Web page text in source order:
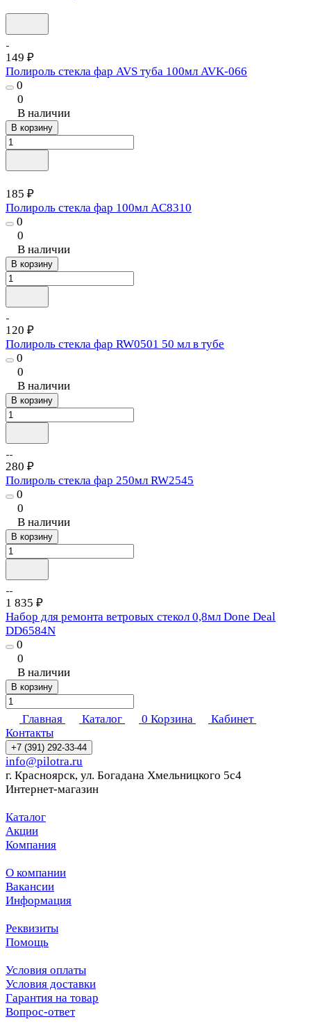
149 ₽
Полироль стекла фар AVS туба 100мл AVK-066
0
0
В наличии
В корзину
185 ₽
Полироль стекла фар 100мл AC8310
0
0
В наличии
В корзину
120 ₽
Полироль стекла фар RW0501 50 мл в тубе
0
0
В наличии
В корзину
280 ₽
Полироль стекла фар 250мл RW2545
0
0
В наличии
В корзину
1 835 ₽
Набор для ремонта ветровых стекол 0,8мл Done Deal
DD6584N
0
0
В наличии
В корзину
Главная Каталог 0 Корзина
Кабинет
Контакты
+7 (391) 292-33-44
info@pilotra.ru
г. Красноярск, ул. Богадана Хмельницкого 5с4
Интернет-магазин
Каталог
Акции
Компания
О компании
Вакансии
Информация
Реквизиты
Помощь
Условия оплаты
Условия доставки
Гарантия на товар
Вопрос-ответ